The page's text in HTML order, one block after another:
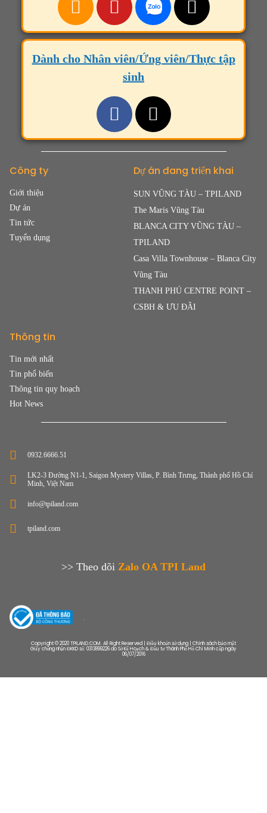
Dành cho Nhân viên/Ứng viên/Thực tập
sinh
Công ty
Giới thiệu
Dự án
Tin tức
Tuyển dụng
Dự án đang triển khai
SUN VŨNG TÀU – TPILAND
The Maris Vũng Tàu
BLANCA CITY VŨNG TÀU –
TPILAND
Casa Villa Townhouse – Blanca City
Vũng Tàu
THANH PHÚ CENTRE POINT –
CSBH & ƯU ĐÃI
Thông tin
Tin mới nhất
Tin phổ biến
Thông tin quy hoạch
Hot News
0932.6666.51
LK2-3 Đường N1-1, Saigon Mystery Villas, P. Bình Trưng, Thành phố Hồ Chí
Minh, Việt Nam
info@tpiland.com
tpiland.com
>> Theo dõi Zalo OA TPI Land
Copyright © 2020 TPILAND.COM. All Right Reserved | Điều khoản sử dụng | Chính sách bảo mật
Giấy chứng nhận ĐKKD số: 0313899226 do Sở Kế Hoạch & Đầu tư Thành Phố Hồ Chí Minh cấp ngày
06/07/2016